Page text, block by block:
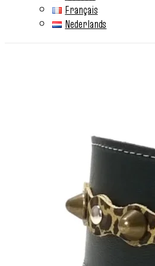
Français
Nederlands